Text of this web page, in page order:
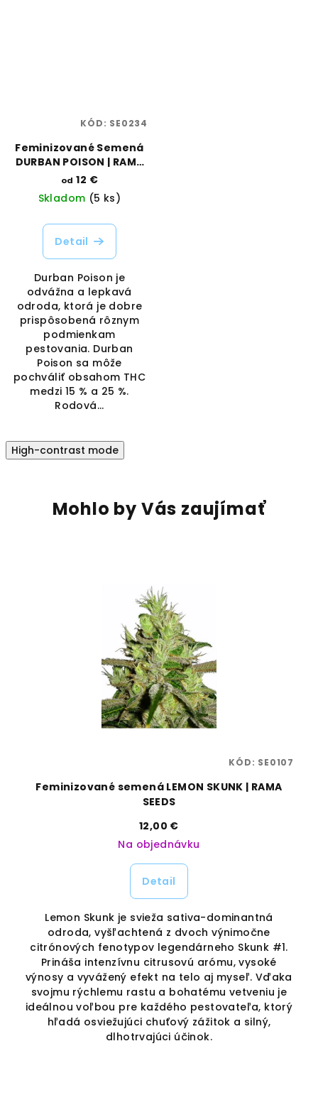
Feminizované Semená
DURBAN POISON | RAMA
SEEDS
od 12 €
Skladom (5 ks)
Detail
Durban Poison je
odvážna a lepkavá
odroda, ktorá je dobre
prispôsobená rôznym
podmienkam
pestovania. Durban
Poison sa môže
pochváliť obsahom THC
medzi 15 % a 25 %.
Rodová...
KÓD: SE0234
High-contrast mode
Mohlo by Vás zaujímať
Feminizované semená LEMON SKUNK | RAMA
SEEDS
12,00 €
Na objednávku
Detail
Lemon Skunk je svieža sativa-dominantná
odroda, vyšľachtená z dvoch výnimočne
citrónových fenotypov legendárneho Skunk #1.
Prináša intenzívnu citrusovú arómu, vysoké
výnosy a vyvážený efekt na telo aj myseľ. Vďaka
svojmu rýchlemu rastu a bohatému vetveniu je
ideálnou voľbou pre každého pestovateľa, ktorý
hľadá osviežujúci chuťový zážitok a silný,
dlhotrvajúci účinok.
KÓD: SE0107